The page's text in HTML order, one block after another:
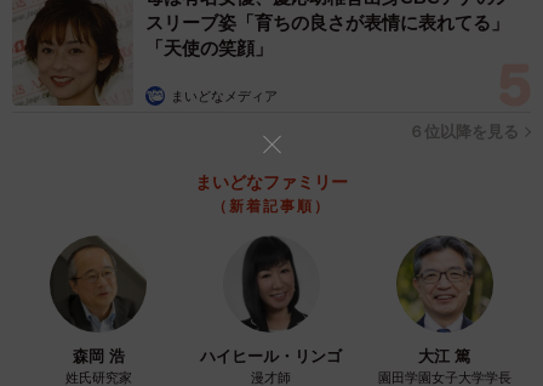
高円寺くんはパニックに。
スリーブ姿「育ちの良さが表情に表れてる」
「天使の笑顔」
まいどなメディア
６位以降を見る
まいどなファミリー
（新着記事順）
森岡 浩
姓氏研究家
ハイヒール・リンゴ
漫才師
大江 篤
園田学園女子大学学長